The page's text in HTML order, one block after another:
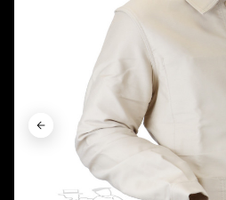










